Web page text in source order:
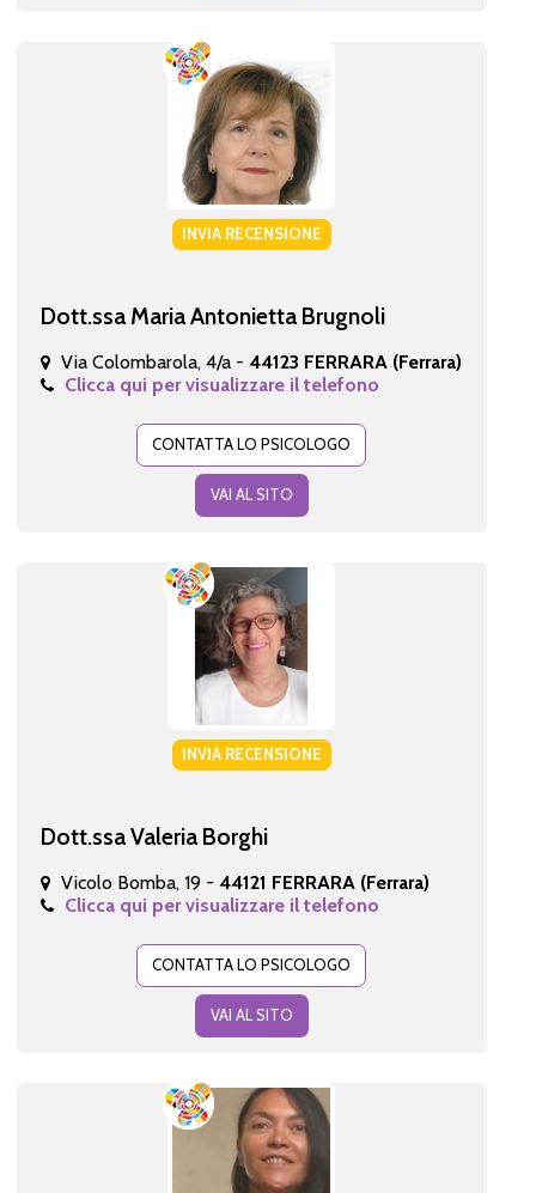
INVIA RECENSIONE
Dott.ssa Maria Antonietta Brugnoli
Via Colombarola, 4/a - 44123 FERRARA (Ferrara)
Clicca qui per visualizzare il telefono
CONTATTA LO PSICOLOGO
VAI AL SITO
INVIA RECENSIONE
Dott.ssa Valeria Borghi
Vicolo Bomba, 19 - 44121 FERRARA (Ferrara)
Clicca qui per visualizzare il telefono
CONTATTA LO PSICOLOGO
VAI AL SITO